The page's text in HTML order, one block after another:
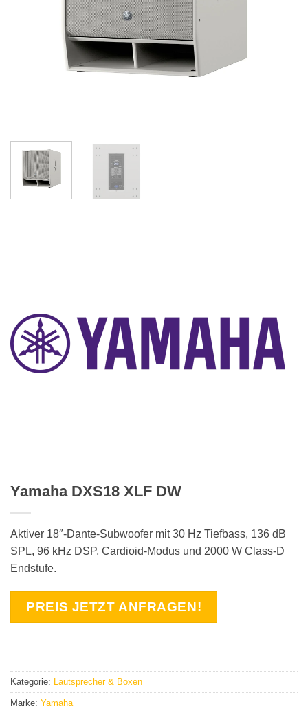
Yamaha DXS18 XLF DW
Aktiver 18″-Dante-Subwoofer mit 30 Hz Tiefbass, 136 dB
SPL, 96 kHz DSP, Cardioid-Modus und 2000 W Class-D
Endstufe.
PREIS JETZT ANFRAGEN!
Kategorie: Lautsprecher & Boxen
Marke: Yamaha